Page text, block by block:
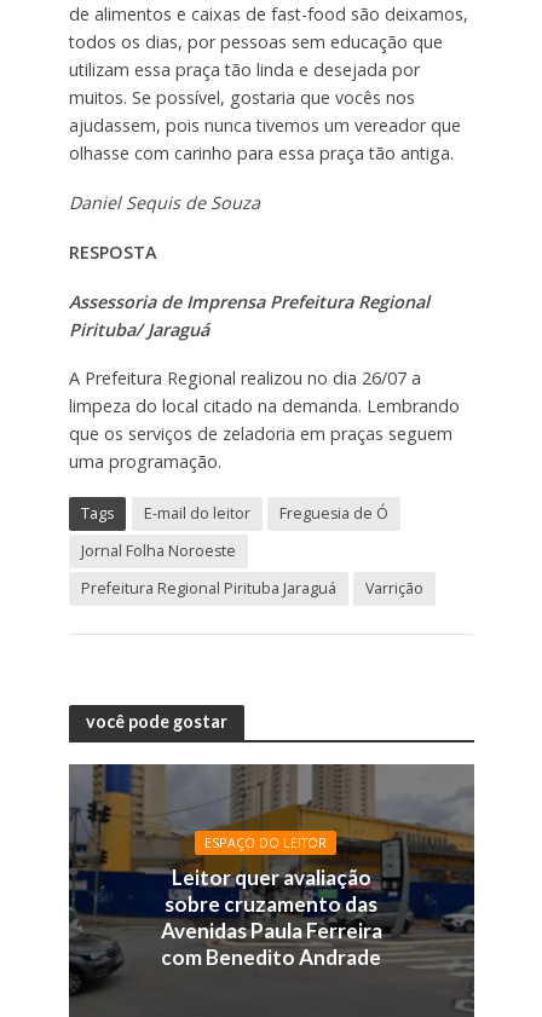
de alimentos e caixas de fast-food são deixamos,
todos os dias, por pessoas sem educação que
utilizam essa praça tão linda e desejada por
muitos. Se possível, gostaria que vocês nos
ajudassem, pois nunca tivemos um vereador que
olhasse com carinho para essa praça tão antiga.
Daniel Sequis de Souza
RESPOSTA
Assessoria de Imprensa Prefeitura Regional
Pirituba/ Jaraguá
A Prefeitura Regional realizou no dia 26/07 a
limpeza do local citado na demanda. Lembrando
que os serviços de zeladoria em praças seguem
uma programação.
Tags E-mail do leitor
Freguesia de Ó
Jornal Folha Noroeste
Prefeitura Regional Pirituba Jaraguá
Varrição
você pode gostar
ESPAÇO DO LEITOR
Leitor quer avaliação
sobre cruzamento das
Avenidas Paula Ferreira
com Benedito Andrade